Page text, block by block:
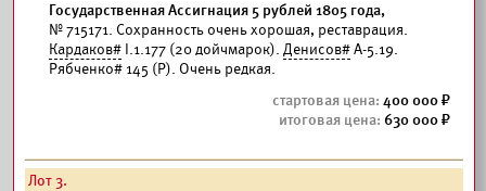
Государственная Ассигнация 5 рублей 1805 года,
№ 715171. Сохранность очень хорошая, реставрация.
Кардаков# I.1.177 (20 дойчмарок). Денисов#А-5.19.
Рябченко# 145 (Р). Очень редкая.
400 000
630 000
Лот 3.